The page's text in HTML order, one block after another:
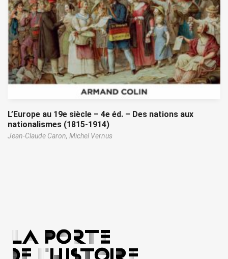
L’Europe au 19e siècle – 4e éd. – Des nations aux
nationalismes (1815-1914)
Jean-Claude Caron, Michel Vernus